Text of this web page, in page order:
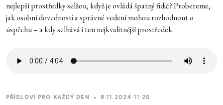
nejlepší prostředky selžou, když je ovládá špatný řidič? Probereme,
jak osobní dovednosti a správné vedení mohou rozhodnout o
úspěchu – a kdy selhává i ten nejkvalitnější prostředek.
PŘÍSLOVÍ PRO KAŽDÝ DEN • 8.11.2024 11:25